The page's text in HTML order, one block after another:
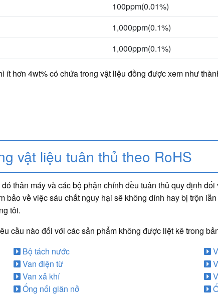
100ppm(0.01%)
1,000ppm(0.1%)
1,000ppm(0.1%)
ít hơn 4wt% có chứa trong vật liệu đồng được xem như
vật liệu tuân thủ theo RoHS
thân máy và các bộ phận chính đều tuân thủ quy định
bảo về việc sáu chất nguy hại sẽ không dính hay bị trộn
tôi.
cầu nào đối với các sản phẩm không được liệt kê trong
Bộ tách nước
Van điện từ
Van xả khí
Ống nối giãn nở